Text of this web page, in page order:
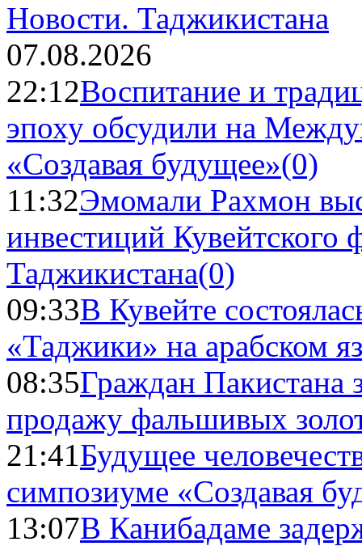
Новости. Таджикистана
07.08.2026
22:12Воспитание и
эпоху обсудили на
«Создавая будущее»(0)
11:32Эмомали Рахмон
инвестиций Кувейтского
Таджикистана(0)
09:33В Кувейте
«Таджики» на арабском
08:35Граждан Пакистана
продажу фальшивых
21:41Будущее
симпозиуме «Создавая
13:07В Канибадаме